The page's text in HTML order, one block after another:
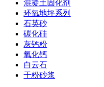
混凝土固化剂
环氧地坪系列
石英砂
碳化硅
灰钙粉
氧化钙
白云石
干粉砂浆